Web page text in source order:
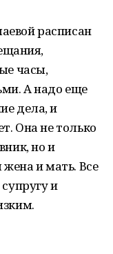
расписан
часы,
А надо еще
дела, и
Она не только
но и
жена и мать. Все
и